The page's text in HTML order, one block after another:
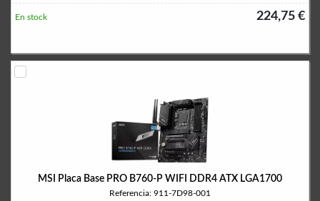
224,75 €
En stock
MSI Placa Base PRO B760-P WIFI DDR4 ATX LGA1700
Referencia: 911-7D98-001